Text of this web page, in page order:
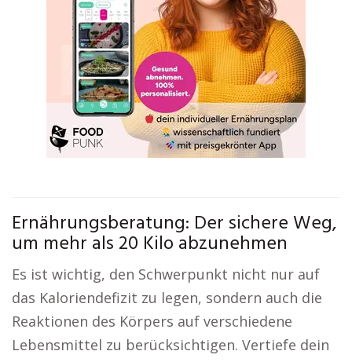
Ernährungsberatung: Der sichere Weg,
um mehr als 20 Kilo abzunehmen
Es ist wichtig, den Schwerpunkt nicht nur auf
das Kaloriendefizit zu legen, sondern auch die
Reaktionen des Körpers auf verschiedene
Lebensmittel zu berücksichtigen. Vertiefe dein